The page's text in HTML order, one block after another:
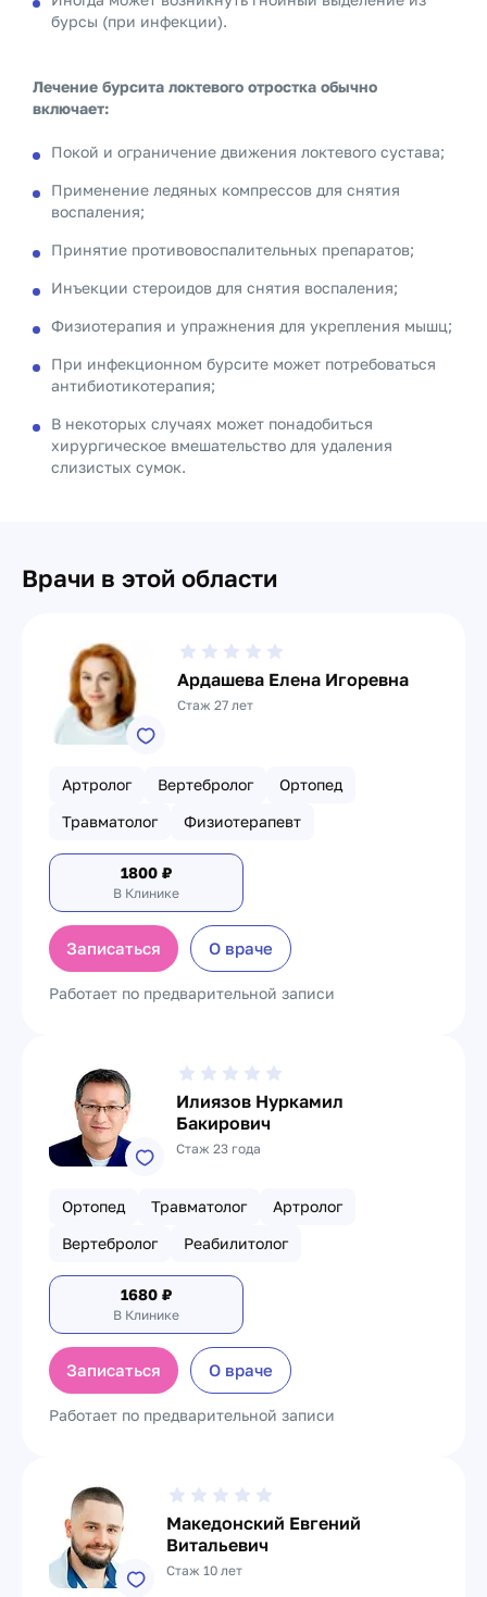
бурсы (при инфекции).
Лечение бурсита локтевого отростка обычно
включает:
Покой и ограничение движения локтевого сустава;
Применение ледяных компрессов для снятия
воспаления;
Принятие противовоспалительных препаратов;
Инъекции стероидов для снятия воспаления;
Физиотерапия и упражнения для укрепления мышц;
При инфекционном бурсите может потребоваться
антибиотикотерапия;
В некоторых случаях может понадобиться
хирургическое вмешательство для удаления
слизистых сумок.
Врачи в этой области
Ардашева Елена Игоревна
Стаж 27 лет
Артролог Вертебролог
Ортопед
Травматолог
Физиотерапевт
1800 ₽
В Клинике
Записаться О враче
Работает по предварительной записи
Илиязов Нуркамил
Бакирович
Стаж 23 года
Ортопед Травматолог
Артролог
Вертебролог
Реабилитолог
1680 ₽
В Клинике
Записаться О враче
Работает по предварительной записи
Македонский Евгений
Витальевич
Стаж 10 лет